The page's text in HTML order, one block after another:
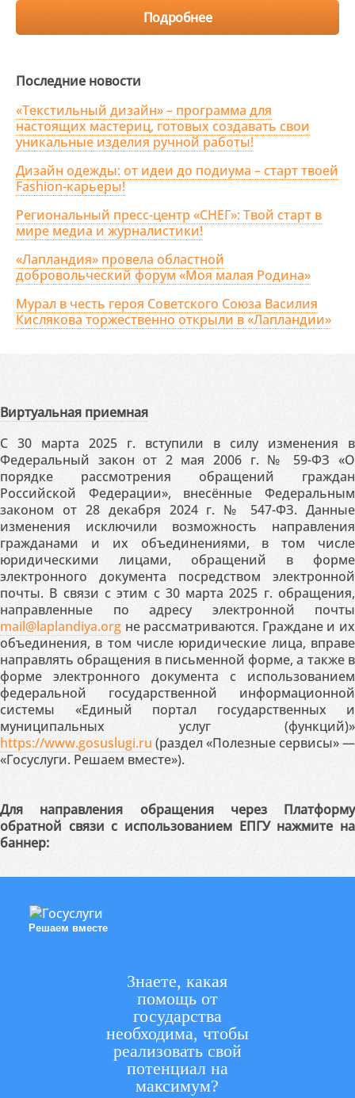
Подробнее
Последние новости
«Текстильный дизайн» – программа для
настоящих мастериц, готовых создавать свои
уникальные изделия ручной работы!
Дизайн одежды: от идеи до подиума – старт твоей
Fashion-карьеры!
Региональный пресс-центр «СНЕГ»: Твой старт в
мире медиа и журналистики!
«Лапландия» провела областной
добровольческий форум «Моя малая Родина»
Мурал в честь героя Советского Союза Василия
Кислякова торжественно открыли в «Лапландии»
Виртуальная приемная
С 30 марта 2025 г. вступили в силу изменения в
Федеральный закон от 2 мая 2006 г. № 59-ФЗ «О
порядке рассмотрения обращений граждан
Российской Федерации», внесённые Федеральным
законом от 28 декабря 2024 г. № 547-ФЗ. Данные
изменения исключили возможность направления
гражданами и их объединениями, в том числе
юридическими лицами, обращений в форме
электронного документа посредством электронной
почты. В связи с этим с 30 марта 2025 г. обращения,
направленные по адресу электронной почты
mail@laplandiya.org не рассматриваются. Граждане и их
объединения, в том числе юридические лица, вправе
направлять обращения в письменной форме, а также в
форме электронного документа с использованием
федеральной государственной информационной
системы «Единый портал государственных и
муниципальных услуг (функций)»
https://www.gosuslugi.ru (раздел «Полезные сервисы» —
«Госуслуги. Решаем вместе»).
Для направления обращения через Платформу
обратной связи с использованием ЕПГУ нажмите на
баннер:
Решаем вместе
Знаете, какая
помощь от
государства
необходима, чтобы
реализовать свой
потенциал на
максимум?